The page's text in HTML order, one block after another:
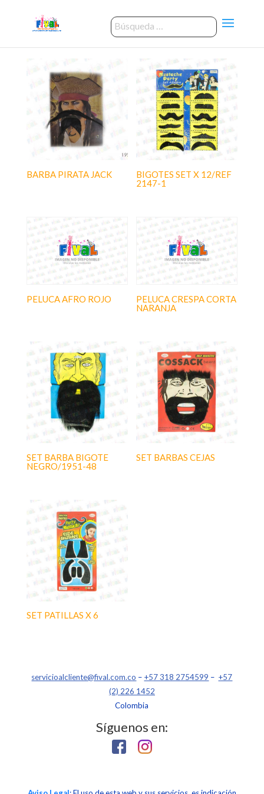
BARBA PIRATA JACK
BIGOTES SET X 12/REF
2147-1
PELUCA AFRO ROJO
PELUCA CRESPA CORTA
NARANJA
SET BARBA BIGOTE
NEGRO/1951-48
SET BARBAS CEJAS
SET PATILLAS X 6
servicioalcliente@fival.com.co – +57 318 2754599 – +57
(2) 226 1452
Colombia
Síguenos en: